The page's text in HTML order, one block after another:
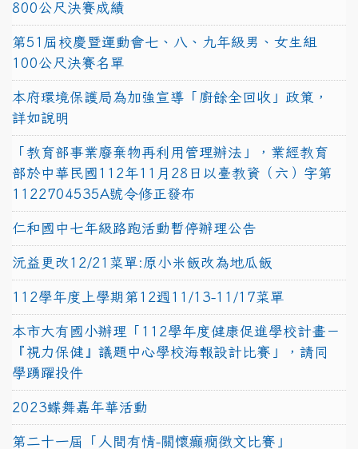
800公尺決賽成績
第51屆校慶暨運動會七、八、九年級男、女生組
100公尺決賽名單
本府環境保護局為加強宣導「廚餘全回收」政策，
詳如說明
「教育部事業廢棄物再利用管理辦法」，業經教育
部於中華民國112年11月28日以臺教資（六）字第
1122704535A號令修正發布
仁和國中七年級路跑活動暫停辦理公告
沅益更改12/21菜單:原小米飯改為地瓜飯
112學年度上學期第12週11/13-11/17菜單
本市大有國小辦理「112學年度健康促進學校計畫－
『視力保健』議題中心學校海報設計比賽」，請同
學踴躍投件
2023蝶舞嘉年華活動
第二十一屆「人間有情-關懷癲癇徵文比賽」